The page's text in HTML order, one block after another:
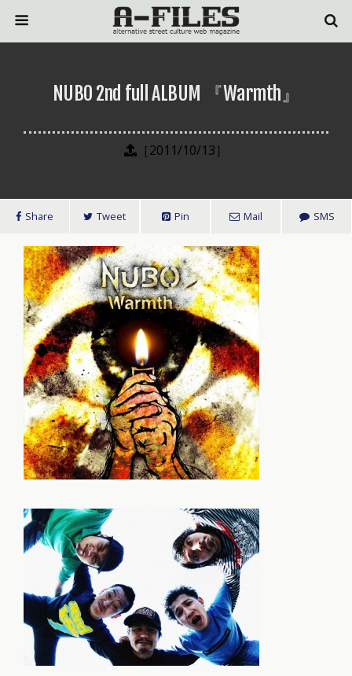
NUBO 2nd full ALBUM 『Warmth』
［2011/10/13］
Share Tweet Pin Mail SMS